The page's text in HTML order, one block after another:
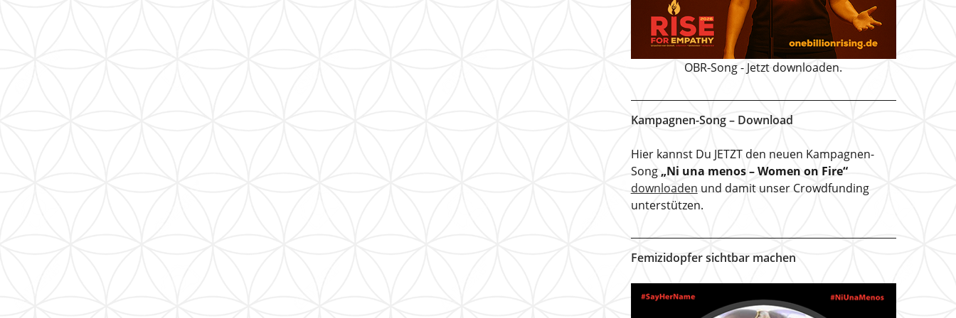
OBR-Song - Jetzt downloaden.
Kampagnen-Song – Download
Hier kannst Du JETZT den neuen Kampagnen-
Song „Ni una menos – Women on Fire“
downloaden und damit unser Crowdfunding
unterstützen.
Femizidopfer sichtbar machen